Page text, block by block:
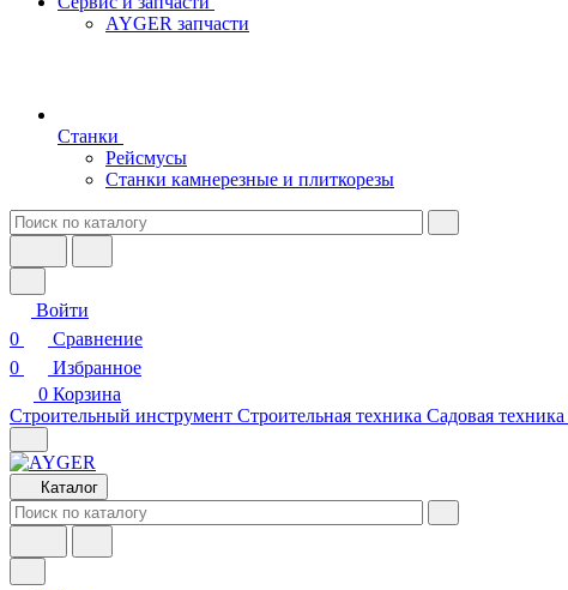
AYGER запчасти
Станки
Рейсмусы
Станки камнерезные и плиткорезы
Войти
0
Сравнение
0
Избранное
0 Корзина
Строительный инструмент Строительная техника Садовая техника
Каталог